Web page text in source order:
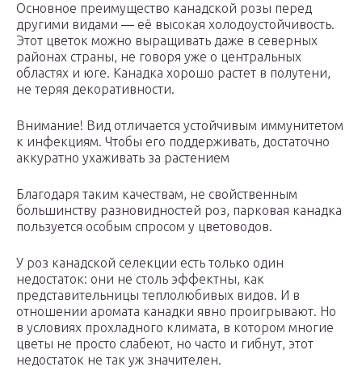
Основное преимущество канадской розы перед
другими видами — её высокая холодоустойчивость.
Этот цветок можно выращивать даже в северных
районах страны, не говоря уже о центральных
областях и юге. Канадка хорошо растет в полутени,
не теряя декоративности.
Внимание! Вид отличается устойчивым иммунитетом
к инфекциям. Чтобы его поддерживать, достаточно
аккуратно ухаживать за растением
Благодаря таким качествам, не свойственным
большинству разновидностей роз, парковая канадка
пользуется особым спросом у цветоводов.
У роз канадской селекции есть только один
недостаток: они не столь эффектны, как
представительницы теплолюбивых видов. И в
отношении аромата канадки явно проигрывают. Но
в условиях прохладного климата, в котором многие
цветы не просто слабеют, но часто и гибнут, этот
недостаток не так уж значителен.